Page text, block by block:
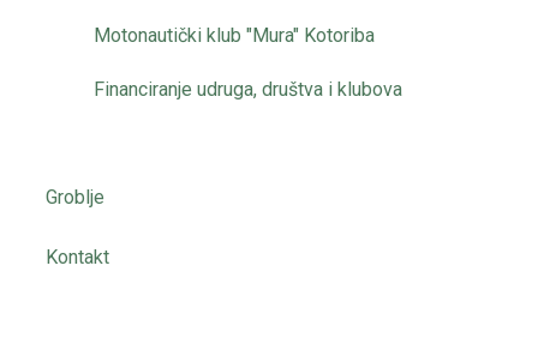
Motonautički klub "Mura" Kotoriba
Financiranje udruga, društva i klubova
Groblje
Kontakt